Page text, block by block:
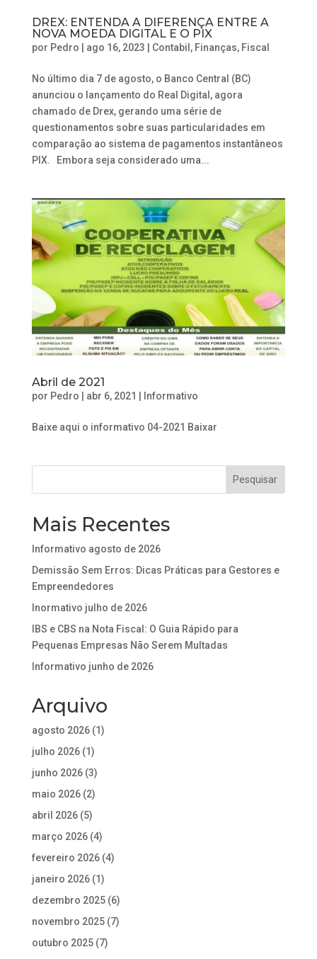
DREX: ENTENDA A DIFERENÇA ENTRE A
NOVA MOEDA DIGITAL E O PIX
por Pedro ago 16, 2023 Contabil , Finanças, Fiscal
No último dia 7 de agosto, o Banco Central (BC)
anunciou o lançamento do Real Digital, agora
chamado de Drex, gerando uma série de
questionamentos sobre suas particularidades em
comparação ao sistema de pagamentos instantâneos
PIX. Embora seja considerado uma...
Abril de 2021
por Pedro abr 6, 2021 Informativo
Baixe aqui o informativo 04-2021 Baixar
Mais Recentes
Informativo agosto de 2026
Demissão Sem Erros: Dicas Práticas para Gestores e
Empreendedores
Inormativo julho de 2026
IBS e CBS na Nota Fiscal: O Guia Rápido para
Pequenas Empresas Não Serem Multadas
Informativo junho de 2026
Arquivo
agosto 2026(1)
julho 2026(1)
junho 2026(3)
maio 2026(2)
abril 2026(5)
março 2026(4)
fevereiro 2026(4)
janeiro 2026(1)
dezembro 2025(6)
novembro 2025(7)
outubro 2025(7)